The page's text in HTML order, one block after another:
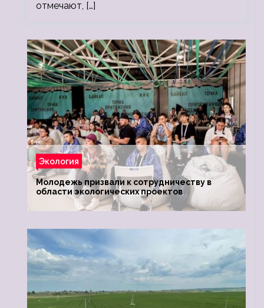
отмечают, […]
Экология
Молодежь призвали к сотрудничеству в
области экологических проектов